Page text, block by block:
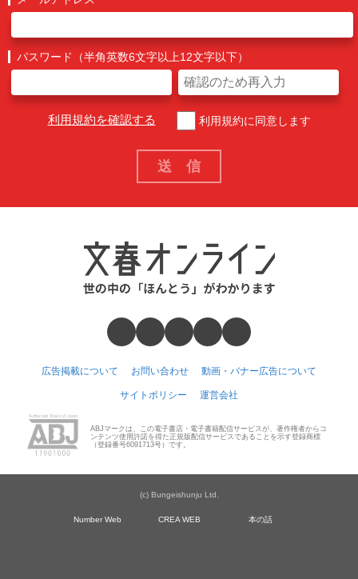
パスワード（半角英数6文字以上12文字以下）
利用規約を確認する 利用規約に同意します
広告掲載について お問い合わせ 動画・バナー広告について
サイトポリシー 運営会社
ABJマークは、この電子書店・電子書籍配信サービスが、著作権者からコ
ンテンツ使用許諾を得た正規版配信サービスであることを示す登録商標
（登録番号6091713号）です。
(c) Bungeishunju Ltd.
Number Web CREA WEB 本の話